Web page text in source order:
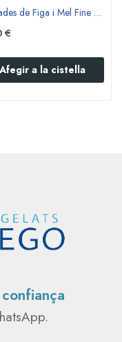
Torrades de Figa i Mel Fine Cheese 125g.
€
Afegir a la cistella